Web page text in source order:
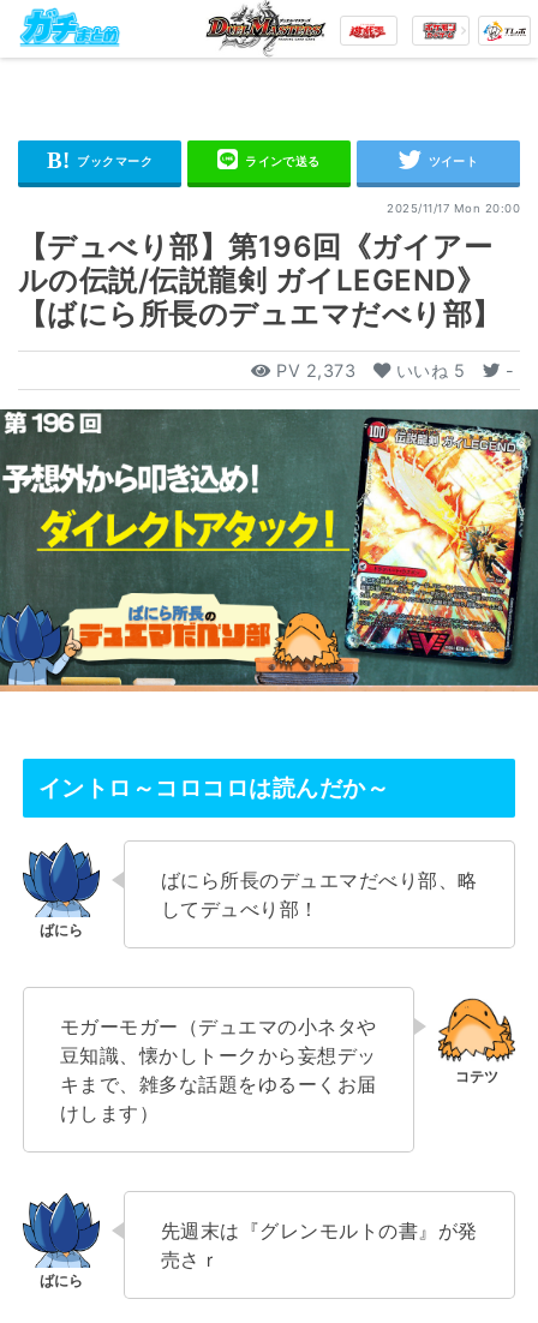
2025/11/17 Mon 20:00
【デュべり部】第196回《ガイアー
ルの伝説/伝説龍剣 ガイLEGEND》
【ばにら所長のデュエマだべり部】
PV 2,373 いいね 5 -
イントロ～コロコロは読んだか～
ばにら所長のデュエマだべり部、略
してデュべり部！
モガーモガー（デュエマの小ネタや
豆知識、懐かしトークから妄想デッ
キまで、雑多な話題をゆるーくお届
けします）
先週末は『グレンモルトの書』が発
売さｒ